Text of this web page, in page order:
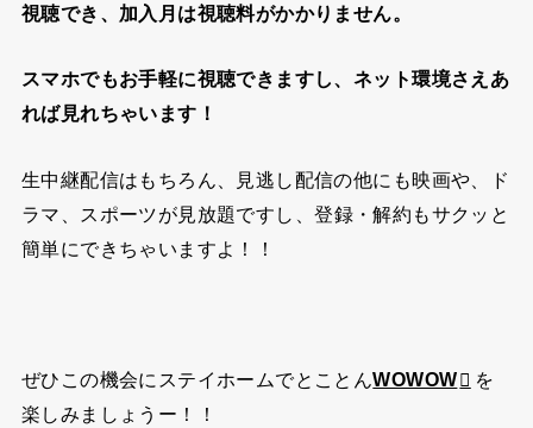
視聴でき、加入月は視聴料がかかりません。
スマホでもお手軽に視聴できますし、 ネット環境さえあ
れば見れちゃいます！
生中継配信はもちろん、見逃し配信の他にも映画や、ド
ラマ、スポーツが見放題ですし、登録・解約もサクッと
簡単にできちゃいますよ！！
ぜひこの機会にステイホームでとことんWOWOW
を
楽しみましょうー！！